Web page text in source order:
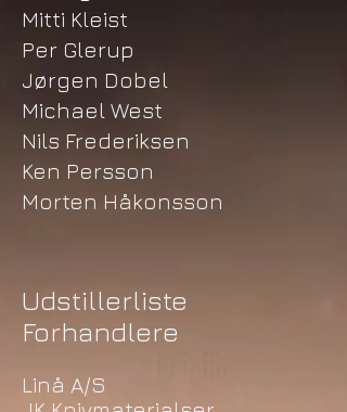
Mitti Kleist
Per Glerup
Jørgen ​Dobel
Michael West
Nils Frederiksen
Ken Persson
Morten Håkonsson
Udstillerliste
Forhandlere
Linå A/S